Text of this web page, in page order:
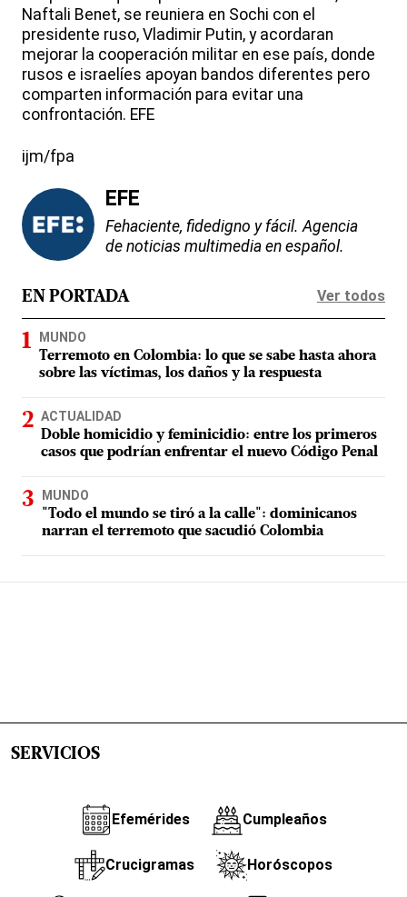
Naftali Benet, se reuniera en Sochi con el
presidente ruso, Vladimir Putin, y acordaran
mejorar la cooperación militar en ese país, donde
rusos e israelíes apoyan bandos diferentes pero
comparten información para evitar una
confrontación. EFE
ijm/fpa
EFE
Fehaciente, fidedigno y fácil. Agencia
de noticias multimedia en español.
EN PORTADA Ver todos
MUNDO
Terremoto en Colombia: lo que se sabe hasta ahora
sobre las víctimas, los daños y la respuesta
ACTUALIDAD
Doble homicidio y feminicidio: entre los primeros
casos que podrían enfrentar el nuevo Código Penal
MUNDO
"Todo el mundo se tiró a la calle": dominicanos
narran el terremoto que sacudió Colombia
SERVICIOS
Efemérides Cumpleaños
Crucigramas Horóscopos